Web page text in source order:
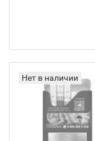
Нет в наличии